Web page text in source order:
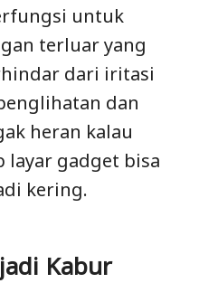
untuk
terluar yang
dari iritasi
dan
heran kalau
layar gadget bisa
kering.
Kabur